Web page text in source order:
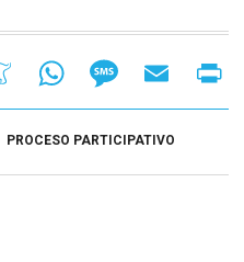
MeneameWhatsAppMessageEmail
PROCESO PARTICIPATIVO